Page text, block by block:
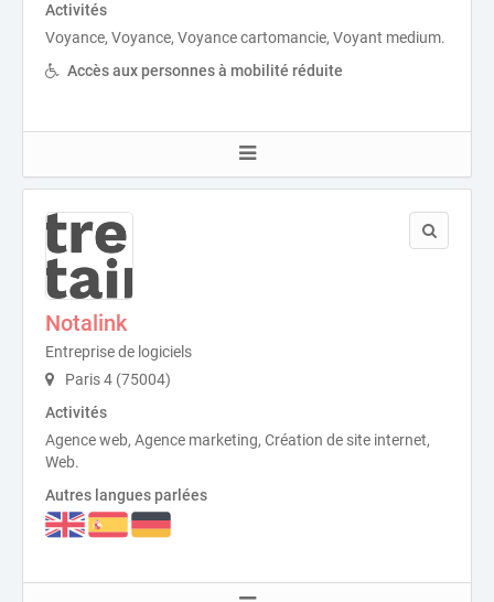
Activités
Voyance, Voyance, Voyance cartomancie, Voyant medium.
Accès aux personnes à mobilité réduite
Notalink
Entreprise de logiciels
Paris 4 (75004)
Activités
Agence web, Agence marketing, Création de site internet,
Web.
Autres langues parlées